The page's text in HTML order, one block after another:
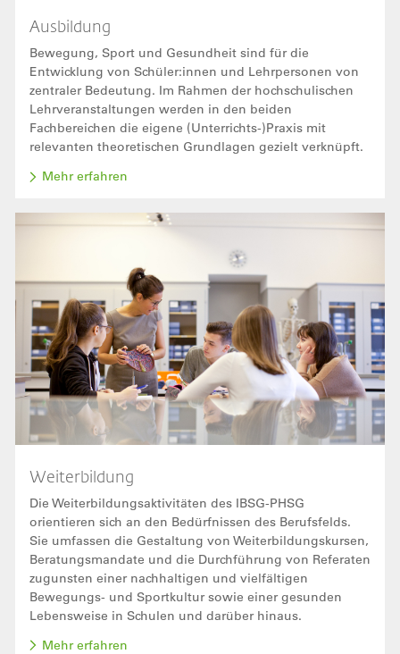
Ausbildung
Bewegung, Sport und Gesundheit sind für die
Entwicklung von Schüler:innen und Lehrpersonen von
zentraler Bedeutung. Im Rahmen der hochschulischen
Lehrveranstaltungen werden in den beiden
Fachbereichen die eigene (Unterrichts-)Praxis mit
relevanten theoretischen Grundlagen gezielt verknüpft.
Mehr erfahren
Weiterbildung
Die Weiterbildungsaktivitäten des IBSG-PHSG
orientieren sich an den Bedürfnissen des Berufsfelds.
Sie umfassen die Gestaltung von Weiterbildungskursen,
Beratungsmandate und die Durchführung von Referaten
zugunsten einer nachhaltigen und vielfältigen
Bewegungs- und Sportkultur sowie einer gesunden
Lebensweise in Schulen und darüber hinaus.
Mehr erfahren